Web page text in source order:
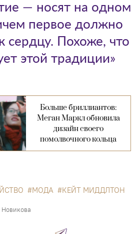
— носят на одном
первое должно
сердцу. Похоже, что
этой традиции»
Больше бриллиантов:
Меган Маркл обновила
дизайн своего
помолвочного кольца
МОДА КЕЙТ МИДДЛТОН